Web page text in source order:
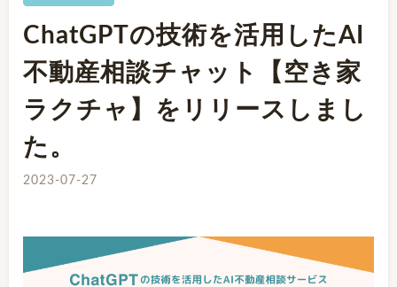
ChatGPTの技術を活用したAI
不動産相談チャット【空き家
ラクチャ】をリリースしまし
た。
2023-07-27